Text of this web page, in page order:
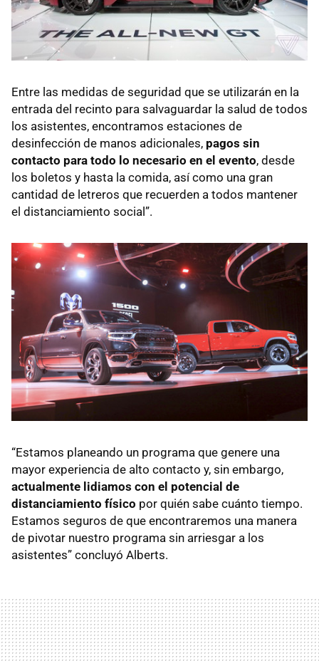
Entre las medidas de seguridad que se utilizarán en la
entrada del recinto para salvaguardar la salud de todos
los asistentes, encontramos estaciones de
desinfección de manos adicionales, pagos sin
contacto para todo lo necesario en el evento, desde
los boletos y hasta la comida, así como una gran
cantidad de letreros que recuerden a todos mantener
el distanciamiento social”.
“Estamos planeando un programa que genere una
mayor experiencia de alto contacto y, sin embargo,
actualmente lidiamos con el potencial de
distanciamiento físico por quién sabe cuánto tiempo.
Estamos seguros de que encontraremos una manera
de pivotar nuestro programa sin arriesgar a los
asistentes” concluyó Alberts.